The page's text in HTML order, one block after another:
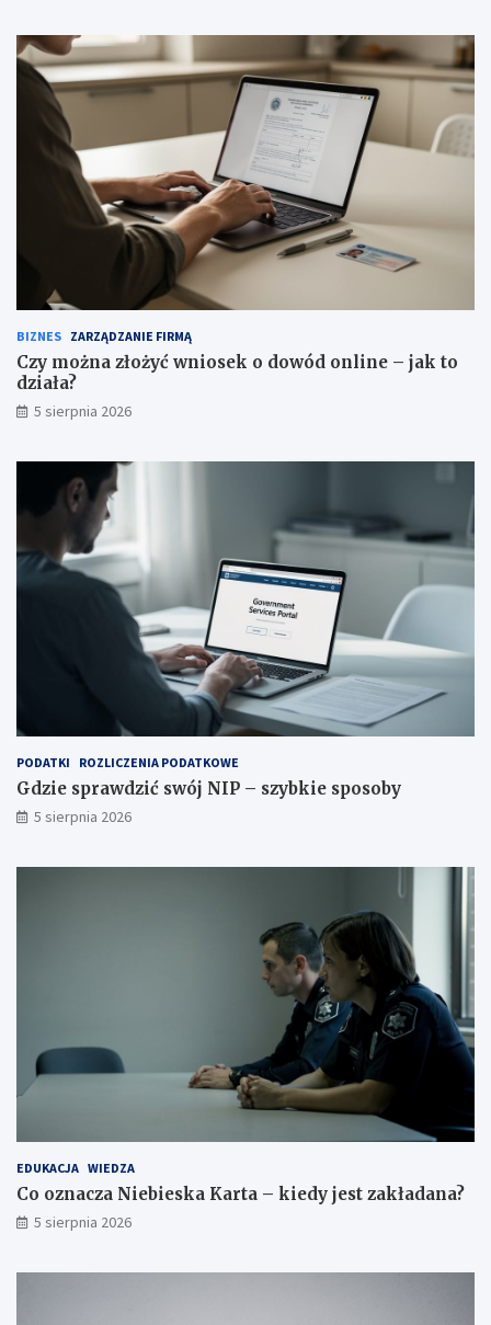
BIZNES ZARZĄDZANIE FIRMĄ
Czy można złożyć wniosek o dowód online – jak to
działa?
5 sierpnia 2026
PODATKI ROZLICZENIA PODATKOWE
Gdzie sprawdzić swój NIP – szybkie sposoby
5 sierpnia 2026
EDUKACJA WIEDZA
Co oznacza Niebieska Karta – kiedy jest zakładana?
5 sierpnia 2026